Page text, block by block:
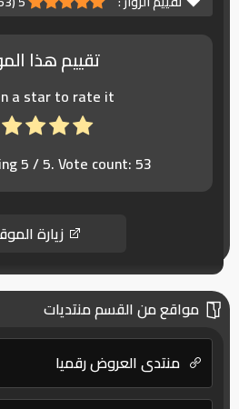
تقييم هذا
a star to rate it!
5/ 5. Vote count:53
زيارة
مواقع من القسم منتديات
منتدى العروض رقميا